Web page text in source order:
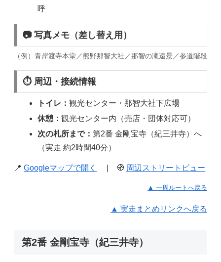
呼
📷 写真メモ（差し替え用）
（例）青岸渡寺本堂／熊野那智大社／那智の滝遠景／参道階段
⏱ 周辺・接続情報
トイレ：観光センター・那智大社下広場
休憩：観光センター内（売店・団体対応可）
次の札所まで：第2番 金剛宝寺（紀三井寺）へ
（実走 約2時間40分）
📍 Googleマップで開く | 🧭 周辺ストリートビュー
▲ 一周ルートへ戻る
▲ 実走まとめリンクへ戻る
第2番 金剛宝寺（紀三井寺）